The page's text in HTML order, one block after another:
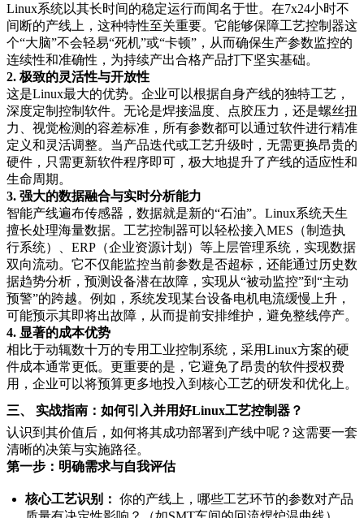
Linux系统以其长时间的稳定运行而闻名于世。在7x24小时不
间断的产线上，这种特性至关重要。它能够保障工艺控制器这
个“大脑”不会轻易“死机”或“卡顿”，从而确保生产参数监控的
连续性和准确性，为持续产出合格产品打下坚实基础。
2. 极致的灵活性与开放性
这是Linux最大的优势。企业可以根据自身产线的独特工艺，
深度定制控制软件。无论是焊接温度、点胶压力，还是螺丝扭
力、视觉检测的容差标准，所有参数都可以通过软件进行精准
定义和灵活调整。当产品迭代或工艺升级时，无需更换昂贵的
硬件，只需更新软件程序即可，极大地提升了产线的适应性和
生命周期。
3. 强大的数据融合与实时分析能力
智能产线遍布传感器，数据就是新的“石油”。Linux系统天生
擅长处理海量数据。工艺控制器可以轻松接入MES（制造执
行系统）、ERP（企业资源计划）等上层管理系统，实现数据
双向流动。它不仅能监控当前参数是否超标，还能通过历史数
据趋势分析，预测设备潜在故障，实现从“被动监控”到“主动
预警”的跨越。例如，系统发现某台设备电机电流缓慢上升，
可能预示其即将出故障，从而提前安排维护，避免整线停产。
4. 显著的成本优势
相比于动辄数十万的专用工业控制系统，采用Linux方案的硬
件成本通常更低。更重要的是，它避免了昂贵的软件授权费
用，企业可以将预算更多地投入到核心工艺的研发和优化上。
三、 实战指南：如何引入并用好Linux工艺控制器？
认识到其价值后，如何将其成功部署到产线中呢？这需要一套
清晰的决策与实施路径。
第一步：明确需求与自我评估
核心工艺识别： 你的产线上，哪些工艺环节的参数对产品